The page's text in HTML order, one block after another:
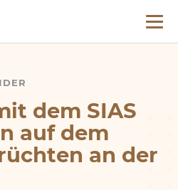
Menü
ÜBER BLUMEN AUF DEM
dem SIAS
auf dem
an der